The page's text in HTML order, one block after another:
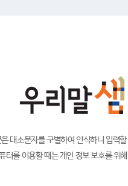
대소문자를 구별하여 인식하니 입력
터를 이용할 때는 개인 정보 보호를 위